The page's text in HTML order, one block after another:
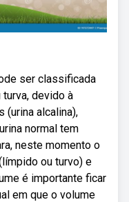
ser classificada
devido à
alcalina),
normal tem
neste momento o
ou turvo) e
é importante ficar
em que o volume